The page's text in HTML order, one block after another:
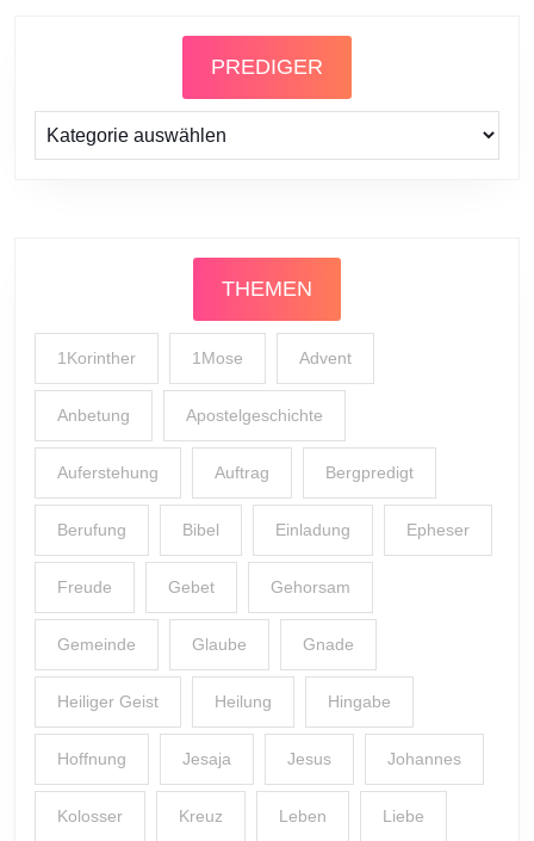
PREDIGER
Prediger
THEMEN
1Korinther 1Mose Advent
Anbetung Apostelgeschichte
Auferstehung Auftrag Bergpredigt
Berufung Bibel Einladung Epheser
Freude Gebet Gehorsam
Gemeinde Glaube Gnade
Heiliger Geist Heilung Hingabe
Hoffnung Jesaja Jesus Johannes
Kolosser Kreuz Leben Liebe